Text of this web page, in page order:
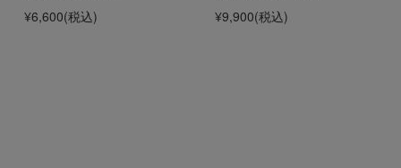
¥6,600(税込)
¥9,900(税込)